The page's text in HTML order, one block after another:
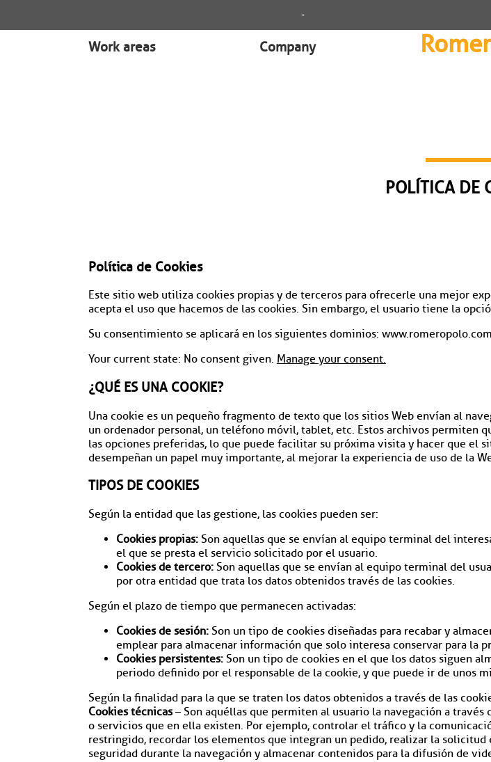
-
Work areas Company
POLÍTICA DE
Política de Cookies
Este sitio web utiliza cookies propias y de terceros para ofrecerle una mejor
acepta el uso que hacemos de las cookies. Sin embargo, el usuario tiene la
Su consentimiento se aplicará en los siguientes dominios: www.romeropolo.com
Your current state: No consent given. Manage your consent.
¿QUÉ ES UNA COOKIE?
Una cookie es un pequeño fragmento de texto que los sitios Web envían al
un ordenador personal, un teléfono móvil, tablet, etc. Estos archivos permiten
las opciones preferidas, lo que puede facilitar su próxima visita y hacer que el
desempeñan un papel muy importante, al mejorar la experiencia de uso de la
TIPOS DE COOKIES
Según la entidad que las gestione, las cookies pueden ser:
Cookies propias:Son aquellas que se envían al equipo terminal del
el que se presta el servicio solicitado por el usuario.
Cookies de tercero:Son aquellas que se envían al equipo terminal del
por otra entidad que trata los datos obtenidos través de las cookies.
Según el plazo de tiempo que permanecen activadas:
Cookies de sesión:Son un tipo de cookies diseñadas para recabar y
emplear para almacenar información que solo interesa conservar para la
Cookies persistentes:Son un tipo de cookies en el que los datos siguen
periodo definido por el responsable de la cookie, y que puede ir de unos
Según la finalidad para la que se traten los datos obtenidos a través de las
Cookies técnicas– Son aquéllas que permiten al usuario la navegación a
o servicios que en ella existen. Por ejemplo, controlar el tráfico y la
restringido, recordar los elementos que integran un pedido, realizar la
seguridad durante la navegación y almacenar contenidos para la difusión de